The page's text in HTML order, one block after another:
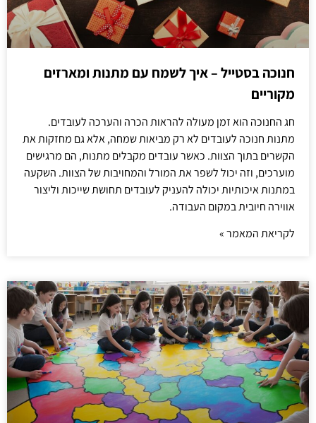
חנוכה בסטייל – איך לשמח עם מתנות ומארזים
מקוריים
חג החנוכה הוא זמן מעולה להראות הכרה והערכה לעובדים.
מתנות חנוכה לעובדים לא רק מביאות שמחה, אלא גם מחזקות את
הקשרים בתוך הצוות. כאשר עובדים מקבלים מתנות, הם מרגישים
מוערכים, וזה יכול לשפר את המורל והמחויבות של הצוות. השקעה
במתנות איכותיות יכולה להעניק לעובדים תחושת שייכות וליצור
אווירה חיובית במקום העבודה.
לקריאת המאמר »